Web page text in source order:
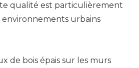
qualité est particulièrement
environnements urbains
de bois épais sur les murs